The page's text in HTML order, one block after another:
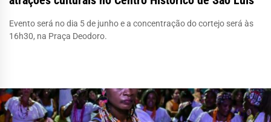
Evento será no dia 5 de junho e a concentração do cortejo será às
16h30, na Praça Deodoro.